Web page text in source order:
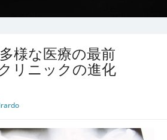
様な医療の最前
リニックの進化